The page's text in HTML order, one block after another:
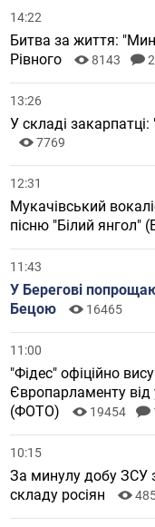
14:22
Битва за життя:
Рівного
8143 2
13:26
У складі
7769
12:31
Мукачівський
пісню "Білий янгол"
11:43
У Берегові
Бецою
16465
11:00
"Фідес" офіційно
Європарламенту від
(ФОТО)
19454
10:15
За минулу добу ЗСУ
складу росіян